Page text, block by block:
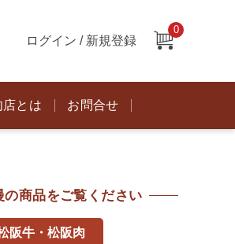
ログイン / 新規登録
0
とは お問合せ
の商品をご覧ください
阪牛・松阪肉